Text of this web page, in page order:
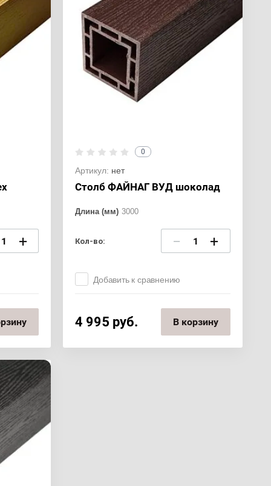
+
0
Артикул: нет
Столб ФАЙНАГ ВУД шоколад
Длина (мм) 3000
Кол-во: − +
Добавить к сравнению
4 995 руб. В корзину